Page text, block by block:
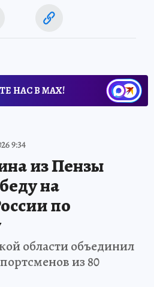
НАС В МАХ!
9:34
из Пензы
на
по
области объединил
из 80